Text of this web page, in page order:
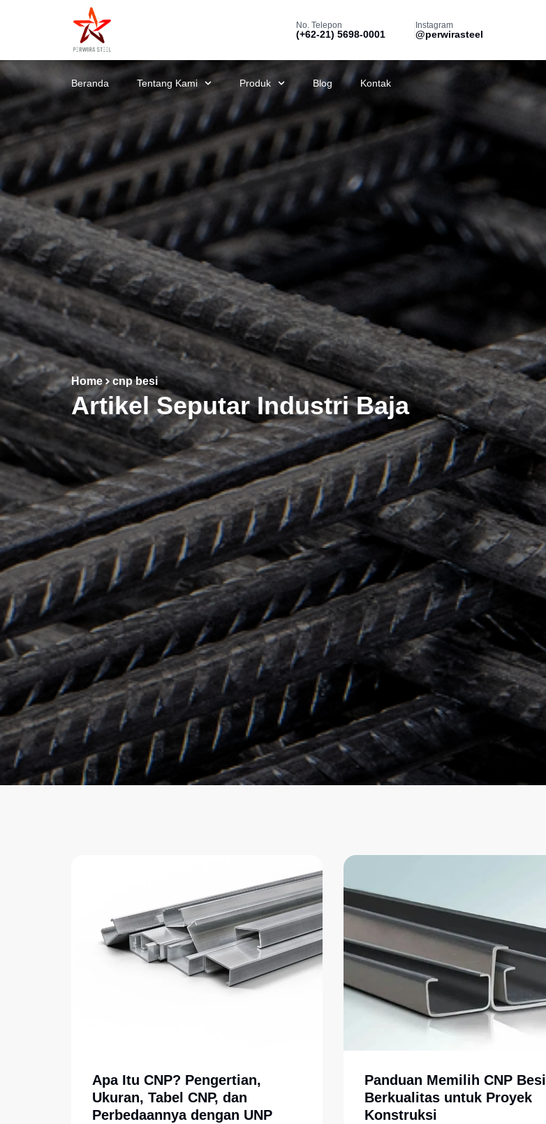
No. Telepon
(+62-21) 5698-0001
Instagram
@perwirasteel
Beranda Tentang Kami Produk Blog Kontak
Home cnp besi
Artikel Seputar Industri Baja
Apa Itu CNP? Pengertian,
Ukuran, Tabel CNP, dan
Perbedaannya dengan UNP
Panduan Memilih CNP Besi
Berkualitas untuk Proyek
Konstruksi